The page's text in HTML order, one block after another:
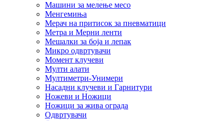
Машини за мелење месо
Менгемиња
Мерач на притисок за пневматици
Метра и Мерни ленти
Мешалки за боја и лепак
Микро одвртувачи
Момент клучеви
Мулти алати
Мултиметри-Унимери
Насадни клучеви и Гарнитури
Ножеви и Ножици
Ножици за жива ограда
Одвртувачи